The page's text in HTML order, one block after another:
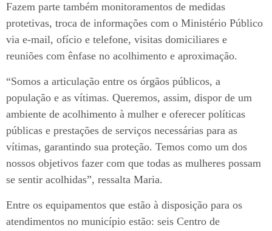
Fazem parte também monitoramentos de medidas
protetivas, troca de informações com o Ministério Público
via e-mail, ofício e telefone, visitas domiciliares e
reuniões com ênfase no acolhimento e aproximação.
“Somos a articulação entre os órgãos públicos, a
população e as vítimas. Queremos, assim, dispor de um
ambiente de acolhimento à mulher e oferecer políticas
públicas e prestações de serviços necessárias para as
vítimas, garantindo sua proteção. Temos como um dos
nossos objetivos fazer com que todas as mulheres possam
se sentir acolhidas”, ressalta Maria.
Entre os equipamentos que estão à disposição para os
atendimentos no município estão: seis Centro de